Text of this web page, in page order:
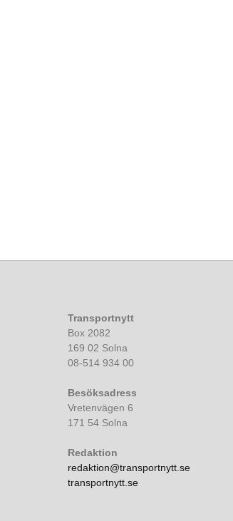
Transportnytt
Box 2082
169 02 Solna
08-514 934 00
Besöksadress
Vretenvägen 6
171 54 Solna
Redaktion
redaktion@transportnytt.se
transportnytt.se